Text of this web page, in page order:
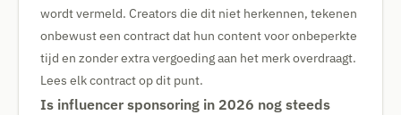
wordt vermeld. Creators die dit niet herkennen, tekenen
onbewust een contract dat hun content voor onbeperkte
tijd en zonder extra vergoeding aan het merk overdraagt.
Lees elk contract op dit punt.
Is influencer sponsoring in 2026 nog steeds